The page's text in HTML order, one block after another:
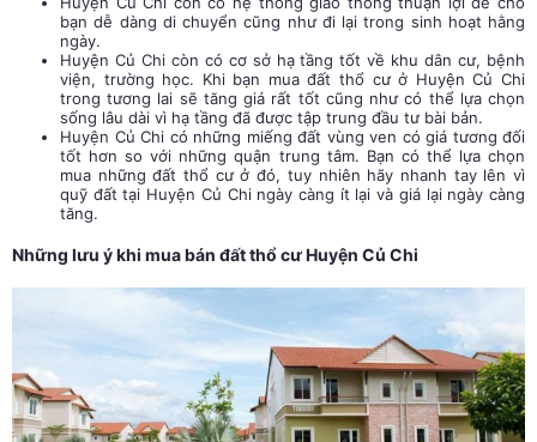
bạn dễ dàng di chuyển cũng như đi lại trong sinh hoạt hằng
ngày.
Huyện Củ Chi còn có cơ sở hạ tầng tốt về khu dân cư, bệnh
viện, trường học. Khi bạn mua đất thổ cư ở Huyện Củ Chi
trong tương lai sẽ tăng giá rất tốt cũng như có thể lựa chọn
sống lâu dài vì hạ tầng đã được tập trung đầu tư bài bản.
Huyện Củ Chi có những miếng đất vùng ven có giá tương đối
tốt hơn so với những quận trung tâm. Bạn có thể lựa chọn
mua những đất thổ cư ở đó, tuy nhiên hãy nhanh tay lên vì
quỹ đất tại Huyện Củ Chi ngày càng ít lại và giá lại ngày càng
tăng.
Những lưu ý khi mua bán đất thổ cư Huyện Củ Chi